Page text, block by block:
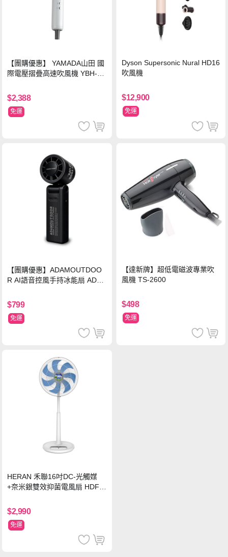
【團購優惠】 YAMADA山田 國
際電壓摺疊高速吹風機 YBH-12
$2,388
免運
Dyson Supersonic Nural HD16
吹風機
$12,900
免運
【團購優惠】ADAMOUTDOO
R AI語音控風手持冰能扇 ADFN
$799
免運
【達新牌】超低電磁波專業吹
風機 TS-2600
$498
免運
HERAN 禾聯16吋DC-光觸媒
+奈米銀雙效抑菌電風扇 HDF-1
$2,990
免運